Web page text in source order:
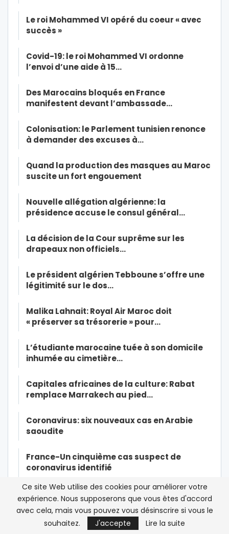
Le roi Mohammed VI opéré du coeur « avec
succès »
Covid-19: le roi Mohammed VI ordonne
l’envoi d’une aide à 15…
Des Marocains bloqués en France
manifestent devant l’ambassade…
Colonisation: le Parlement tunisien renonce
à demander des excuses à…
Quand la production des masques au Maroc
suscite un fort engouement
Nouvelle allégation algérienne: la
présidence accuse le consul général…
La décision de la Cour suprême sur les
drapeaux non officiels…
Le président algérien Tebboune s’offre une
légitimité sur le dos…
Malika Lahnait: Royal Air Maroc doit
« préserver sa trésorerie » pour…
L’étudiante marocaine tuée à son domicile
inhumée au cimetière…
Capitales africaines de la culture: Rabat
remplace Marrakech au pied…
Coronavirus: six nouveaux cas en Arabie
saoudite
France-Un cinquième cas suspect de
coronavirus identifié
Première transmission du nouveau
coronavirus d’un malade à des…
Le Coronavirus menace le Haj
Ce site Web utilise des cookies pour améliorer votre
expérience. Nous supposerons que vous êtes d'accord
avec cela, mais vous pouvez vous désinscrire si vous le
souhaitez.
J'accepte Lire la suite